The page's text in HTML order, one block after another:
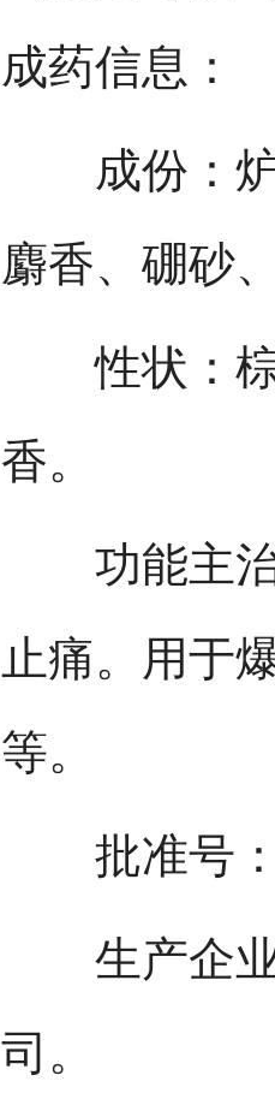
成药信息：
成份：炉
麝香、硼砂
性状：棕
香。
功能主治
止痛。用于
等。
批准号：
生产企业
司。